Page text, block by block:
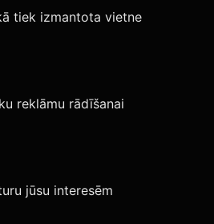
tiek izmantota vietne
reklāmu rādīšanai
jūsu interesēm